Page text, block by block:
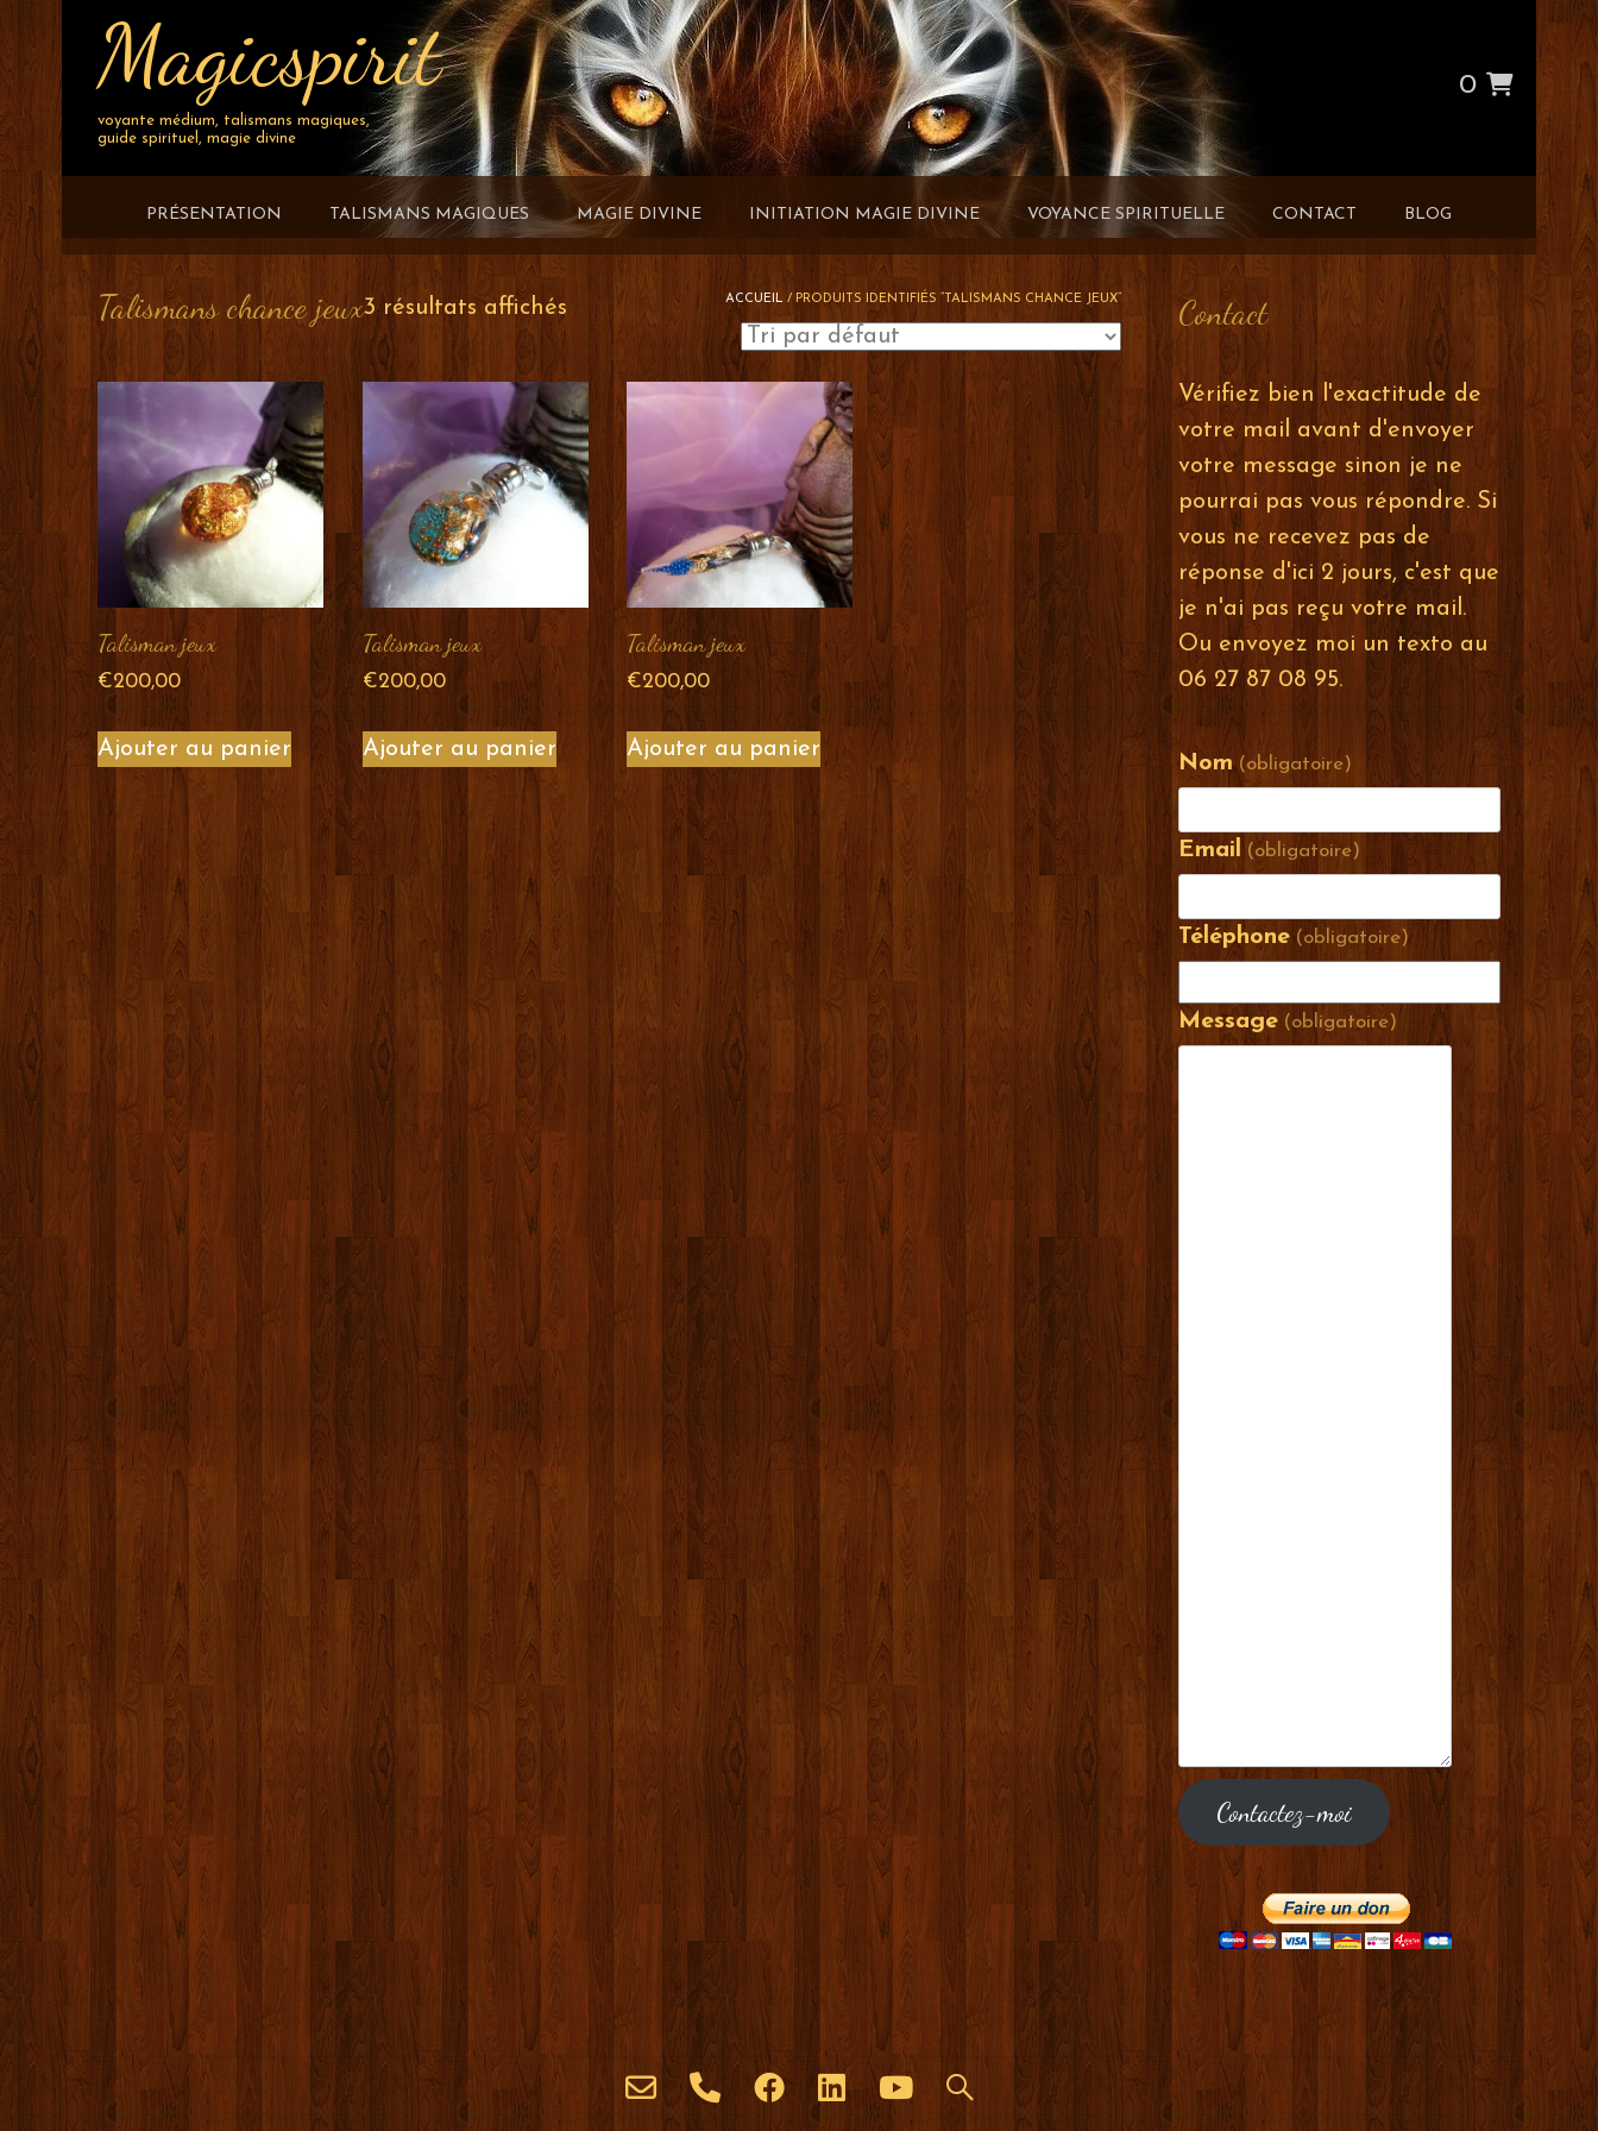
Magicspirit
voyante médium, talismans magiques,
guide spirituel, magie divine
0
PRÉSENTATION TALISMANS MAGIQUES MAGIE DIVINE INITIATION MAGIE DIVINE VOYANCE SPIRITUELLE CONTACT BLOG
ACCUEIL / PRODUITS IDENTIFIÉS “TALISMANS CHANCE JEUX”
Talismans chance jeux3 résultats affichés
Talisman jeux
€200,00
Ajouter au panier
Talisman jeux
€200,00
Ajouter au panier
Talisman jeux
€200,00
Ajouter au panier
Contact
Vérifiez bien l'exactitude de
votre mail avant d'envoyer
votre message sinon je ne
pourrai pas vous répondre. Si
vous ne recevez pas de
réponse d'ici 2 jours, c'est que
je n'ai pas reçu votre mail.
Ou envoyez moi un texto au
06 27 87 08 95.
Nom (obligatoire)
Email (obligatoire)
Téléphone (obligatoire)
Message (obligatoire)
Contactez-moi